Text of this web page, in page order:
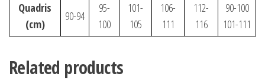
Quadris
(cm)
90-94
95-
100
101-
105
106-
111
112-
116
90-100
101-111
Related products